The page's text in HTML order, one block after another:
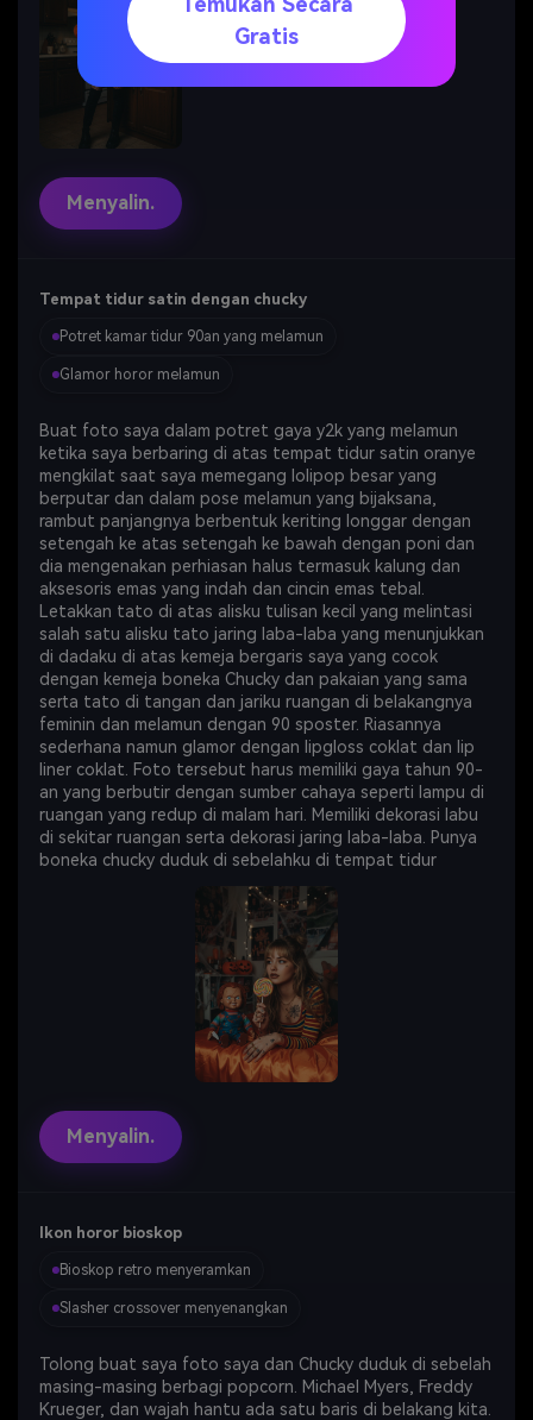
Menyalin.
Tempat tidur satin dengan chucky
Potret kamar tidur 90an yang melamun
Glamor horor melamun
Buat foto saya dalam potret gaya y2k yang melamun
ketika saya berbaring di atas tempat tidur satin oranye
mengkilat saat saya memegang lolipop besar yang
berputar dan dalam pose melamun yang bijaksana,
rambut panjangnya berbentuk keriting longgar dengan
setengah ke atas setengah ke bawah dengan poni dan
dia mengenakan perhiasan halus termasuk kalung dan
aksesoris emas yang indah dan cincin emas tebal.
Letakkan tato di atas alisku tulisan kecil yang melintasi
salah satu alisku tato jaring laba-laba yang menunjukkan
di dadaku di atas kemeja bergaris saya yang cocok
dengan kemeja boneka Chucky dan pakaian yang sama
serta tato di tangan dan jariku ruangan di belakangnya
feminin dan melamun dengan 90 sposter. Riasannya
sederhana namun glamor dengan lipgloss coklat dan lip
liner coklat. Foto tersebut harus memiliki gaya tahun 90-
an yang berbutir dengan sumber cahaya seperti lampu di
ruangan yang redup di malam hari. Memiliki dekorasi labu
di sekitar ruangan serta dekorasi jaring laba-laba. Punya
boneka chucky duduk di sebelahku di tempat tidur
Menyalin.
Ikon horor bioskop
Bioskop retro menyeramkan
Slasher crossover menyenangkan
Tolong buat saya foto saya dan Chucky duduk di sebelah
masing-masing berbagi popcorn. Michael Myers, Freddy
Krueger, dan wajah hantu ada satu baris di belakang kita.
Gratis